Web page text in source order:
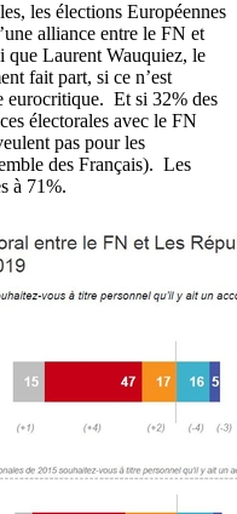
les élections Européennes
alliance entre le FN et
que Laurent Wauquiez, le
fait part, si ce n’est
eurocritique. Et si 32% des
électorales avec le FN
pas pour les
des Français). Les
à 71%.